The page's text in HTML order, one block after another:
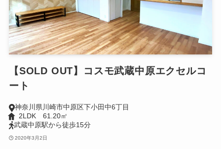
【SOLD OUT】コスモ武蔵中原エクセルコ
ート
神奈川県川崎市中原区下小田中6丁目
2LDK 61.20㎡
武蔵中原駅から徒歩15分
2020年3月2日